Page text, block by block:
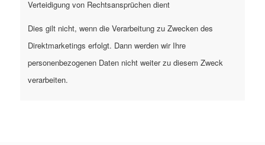
Verteidigung von Rechtsansprüchen dient
Dies gilt nicht, wenn die Verarbeitung zu Zwecken des
Direktmarketings erfolgt. Dann werden wir Ihre
personenbezogenen Daten nicht weiter zu diesem Zweck
verarbeiten.